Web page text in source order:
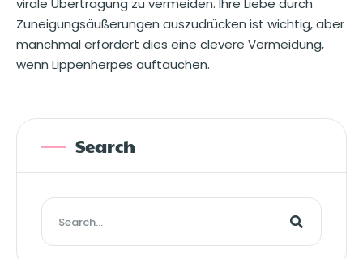
virale Übertragung zu vermeiden. Ihre Liebe durch
Zuneigungsäußerungen auszudrücken ist wichtig, aber
manchmal erfordert dies eine clevere Vermeidung,
wenn Lippenherpes auftauchen.
Search